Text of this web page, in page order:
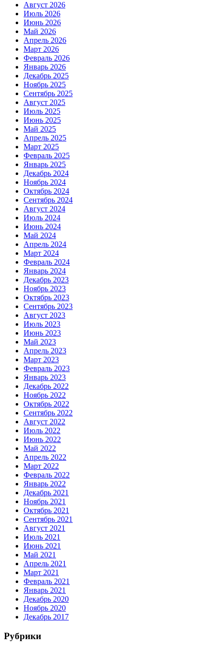
Август 2026
Июль 2026
Июнь 2026
Май 2026
Апрель 2026
Март 2026
Февраль 2026
Январь 2026
Декабрь 2025
Ноябрь 2025
Сентябрь 2025
Август 2025
Июль 2025
Июнь 2025
Май 2025
Апрель 2025
Март 2025
Февраль 2025
Январь 2025
Декабрь 2024
Ноябрь 2024
Октябрь 2024
Сентябрь 2024
Август 2024
Июль 2024
Июнь 2024
Май 2024
Апрель 2024
Март 2024
Февраль 2024
Январь 2024
Декабрь 2023
Ноябрь 2023
Октябрь 2023
Сентябрь 2023
Август 2023
Июль 2023
Июнь 2023
Май 2023
Апрель 2023
Март 2023
Февраль 2023
Январь 2023
Декабрь 2022
Ноябрь 2022
Октябрь 2022
Сентябрь 2022
Август 2022
Июль 2022
Июнь 2022
Май 2022
Апрель 2022
Март 2022
Февраль 2022
Январь 2022
Декабрь 2021
Ноябрь 2021
Октябрь 2021
Сентябрь 2021
Август 2021
Июль 2021
Июнь 2021
Май 2021
Апрель 2021
Март 2021
Февраль 2021
Январь 2021
Декабрь 2020
Ноябрь 2020
Декабрь 2017
Рубрики